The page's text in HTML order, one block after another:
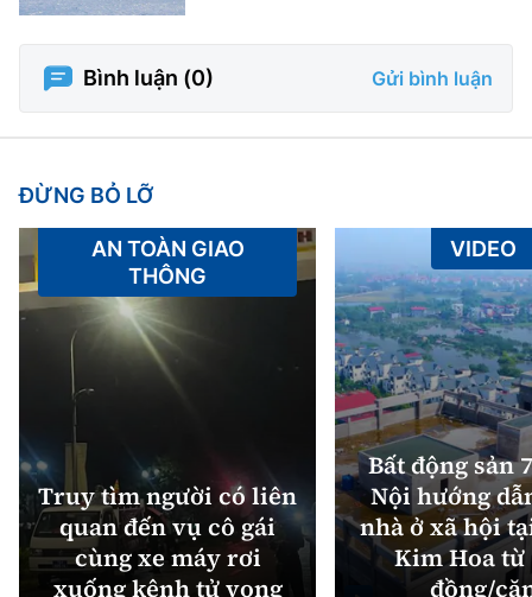
Bình luận (0) Gửi bình luận
ĐỪNG BỎ LỠ
Truy tìm người có liên
quan đến vụ cô gái
cùng xe máy rơi
xuống kênh tử vong
AN TOÀN GIAO
THÔNG
Bất động sản
Nội hướng
nhà ở xã hội
Kim Hoa từ
đồng/
VIDEO